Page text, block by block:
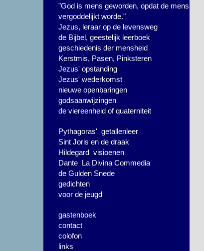
"God is mens geworden, opdat de mens
vergoddelijkt worde."
Jezus, leraar op de levensweg
de Bijbel, geestelijk leerboek
geschiedenis der mensheid
Kerstmis, Pasen, Pinksteren
Jezus' opstanding
Jezus' wederkomst
nieuwe openbaringen
godsaanwijzingen
de viereenheid of quaterniteit
Pythagoras' getallenleer
Sint Joris en de draak
Hildegard visioenen
Dante La Divina Commedia
de Gulden Snede
gedichten
voor de jeugd
gastenboek
contact
colofon
links